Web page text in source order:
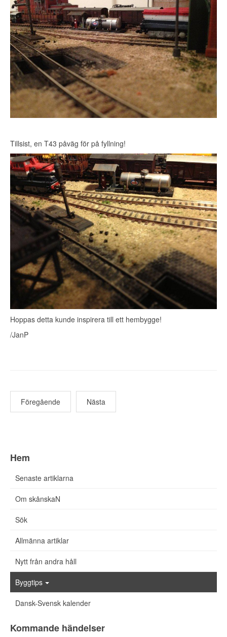
Tillsist, en T43 påväg för på fyllning!
Hoppas detta kunde inspirera till ett hembygge!
/JanP
Föregående Nästa
Hem
Senaste artiklarna
Om skånskaN
Sök
Allmänna artiklar
Nytt från andra håll
Byggtips
Dansk-Svensk kalender
Kommande händelser